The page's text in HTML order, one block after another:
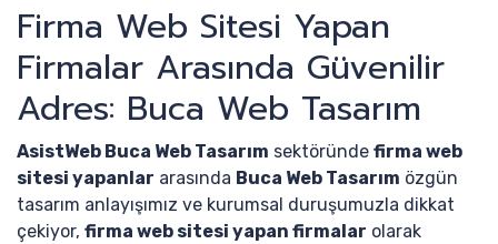
Firma Web Sitesi Yapan
Firmalar Arasında Güvenilir
Adres: Buca Web Tasarım
AsistWeb Buca Web Tasarım sektöründe firma web
sitesi yapanlar arasında Buca Web Tasarım özgün
tasarım anlayışımız ve kurumsal duruşumuzla dikkat
çekiyor, firma web sitesi yapan firmalar olarak